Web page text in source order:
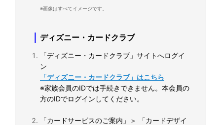
※画像はすべてイメージです。
｜ ディズニー・カードクラブ
「ディズニー・カードクラブ」サイトへログイ
ン
「ディズニー・カードクラブ」はこちら
※家族会員のIDでは手続きできません。本会員の
方のIDでログインしてください。
「カードサービスのご案内」＞ 「カードデザイ